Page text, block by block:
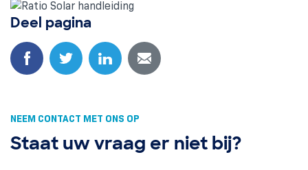
Deel pagina
NEEM CONTACT MET ONS OP
Staat uw vraag er niet bij?